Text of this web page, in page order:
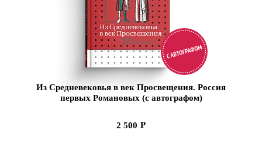
Из Средневековья в век Просвещения. Россия
первых Романовых (с автографом)
2 500